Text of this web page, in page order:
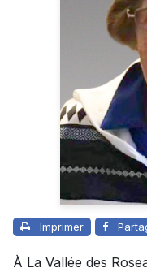
Imprimer
À La Vallée des